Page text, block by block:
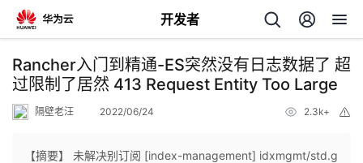
开发者
返
回
Rancher入门到精通-ES突然没有日志数据了 超
过限制了居然 413 Request Entity Too Large
隔壁老汪 2022/06/24 2.3k+
【摘要】 未解决别订阅 [index-management] idxmgmt/std.g